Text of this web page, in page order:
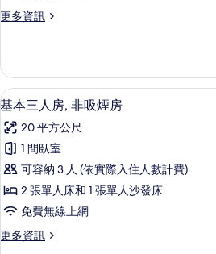
非
煙
房
的
所
有
相
片
更多資訊
更
雙
床
房,
吸
煙
房
的
詳
情
顯
示
基
本
三
人
非
客房
7
基本三人房, 非吸煙房
20 平方公尺
1 間臥室
可容納 3 人 (依實際入住人數計費)
2 張單人床和 1 張單人沙發床
免費無線上網
更多資訊
更